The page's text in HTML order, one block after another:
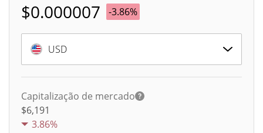
$0.000007 -3.86%
USD
Capitalização de mercado
$6,191
3.86%